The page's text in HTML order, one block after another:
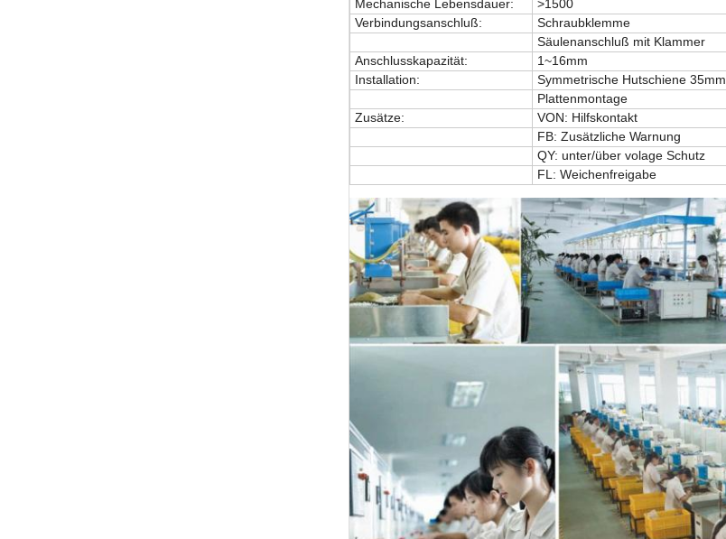
Mechanische Lebensdauer:
>1500
Verbindungsanschluß:
Schraubklemme
Säulenanschluß mit Klammer
Anschlusskapazität:
1~16mm
Installation:
Symmetrische Hutschiene 35mm
Plattenmontage
Zusätze:
VON: Hilfskontakt
FB: Zusätzliche Warnung
QY: unter/über volage Schutz
FL: Weichenfreigabe